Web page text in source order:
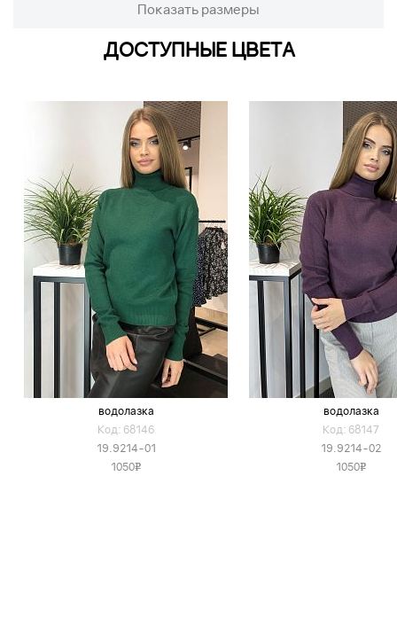
Показать размеры
ДОСТУПНЫЕ ЦВЕТА
водолазка
Код: 68146
19.9214-01
1050v
водолазка
Код: 68147
19.9214-02
1050v